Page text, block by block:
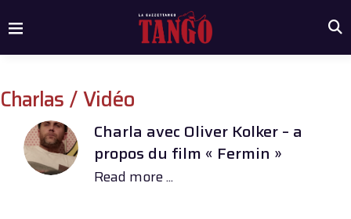
Charlas / Vidéo
Charla avec Oliver Kolker – a
propos du film « Fermin »
Read more ...